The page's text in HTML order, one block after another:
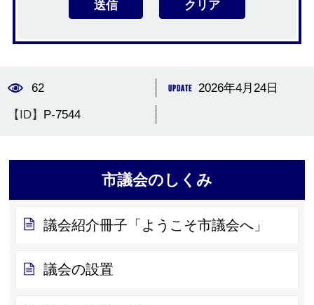
62 2026年4月24日
【ID】 P-7544
市議会のしくみ
議会紹介冊子「ようこそ市議会へ」
議会の設置